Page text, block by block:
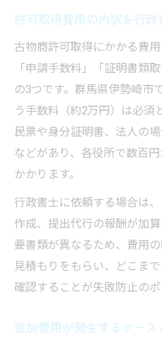
許可取得費用の内訳を行
古物商許可取得にかかる費
「申請手数料」「証明書類
の3つです。群馬県伊勢崎市
う手数料（約2万円）は必須
民票や身分証明書、法人の
などがあり、各役所で数百
かかります。
行政書士に依頼する場合は
作成、提出代行の報酬が加
要書類が異なるため、費用
見積もりをもらい、どこま
確認することが失敗防止のポ
追加費用が発生するケース